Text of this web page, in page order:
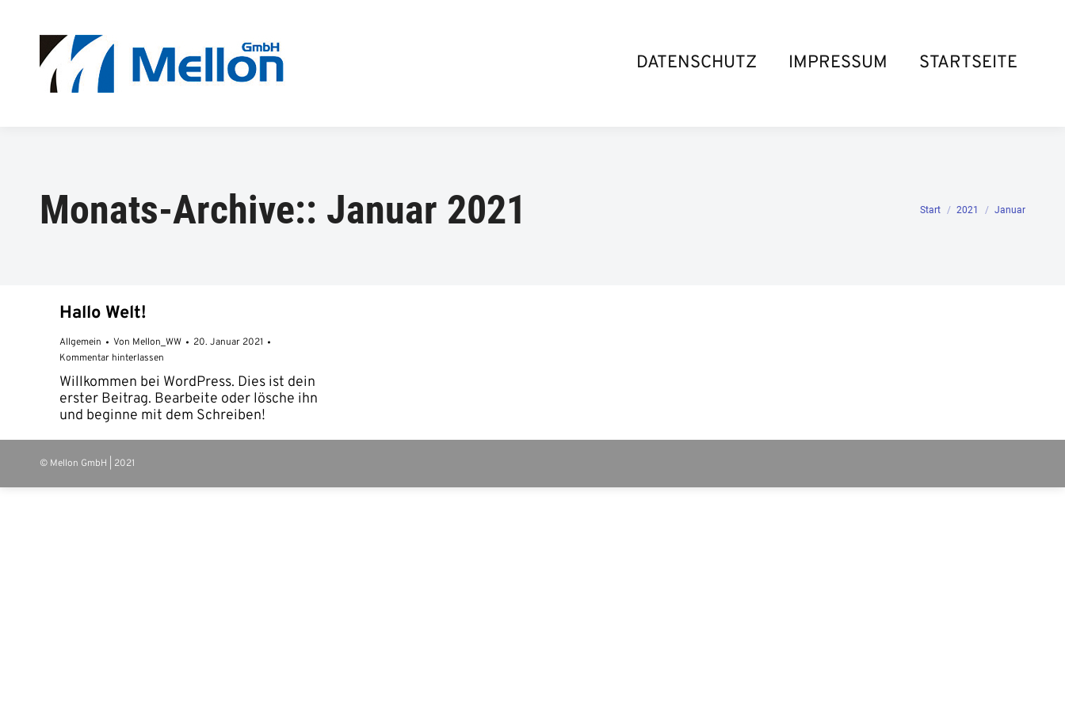
DATENSCHUTZ IMPRESSUM STARTSEITE
Monats-Archive:: Januar 2021 Sie befinden sich hier:
Start 2021 Januar
Hallo Welt!
Allgemein Von Mellon_WW
20. Januar 2021
Kommentar hinterlassen
Willkommen bei WordPress. Dies ist dein
erster Beitrag. Bearbeite oder lösche ihn
und beginne mit dem Schreiben!
© Mellon GmbH | 2021